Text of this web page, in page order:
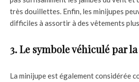
très douillettes. Enfin, les minijupes
difficiles à assortir à des vêtements
3. Le symbole véhiculé par
La minijupe est également considérée